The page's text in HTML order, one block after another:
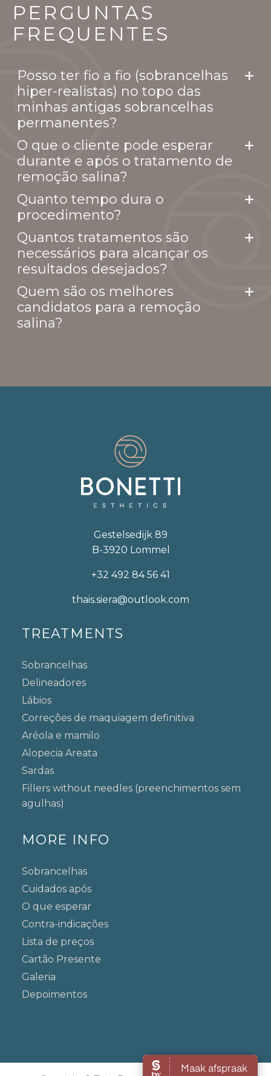
PERGUNTAS
FREQUENTES
Posso ter fio a fio (sobrancelhas
hiper-realistas) no topo das
minhas antigas sobrancelhas
permanentes?
O que o cliente pode esperar
durante e após o tratamento de
remoção salina?
Quanto tempo dura o
procedimento?
Quantos tratamentos são
necessários para alcançar os
resultados desejados?
Quem são os melhores
candidatos para a remoção
salina?
Gestelsedijk 89
B-3920 Lommel
+32 492 84 56 41
thais.siera@outlook.com
TREATMENTS
Sobrancelhas
Delineadores
Lábios
Correções de maquiagem definitiva
Aréola e mamilo
Alopecia Areata
Sardas
Fillers without needles (preenchimentos sem
agulhas)
MORE INFO
Sobrancelhas
Cuidados após
O que esperar
Contra-indicações
Lista de preços
Cartão Presente
Galeria
Depoimentos